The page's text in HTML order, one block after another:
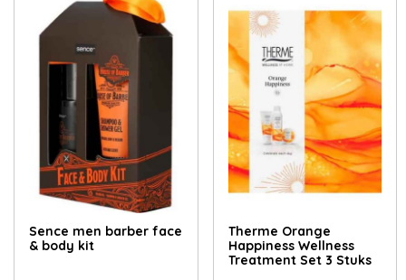
Sence men barber face
& body kit
Therme Orange
Happiness Wellness
Treatment Set 3 Stuks